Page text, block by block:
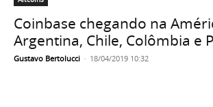
Coinbase chegando na
Argentina, Chile, Colômbia e
Gustavo Bertolucci - 18/04/2019 10:32